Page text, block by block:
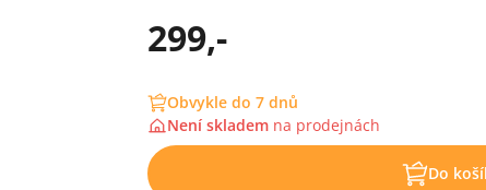
299,-
Obvykle do 7 dnů
Není skladem na prodejnách
Do